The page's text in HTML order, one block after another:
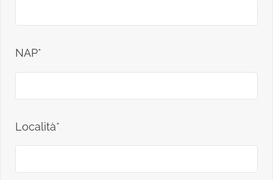
NAP*
Località*